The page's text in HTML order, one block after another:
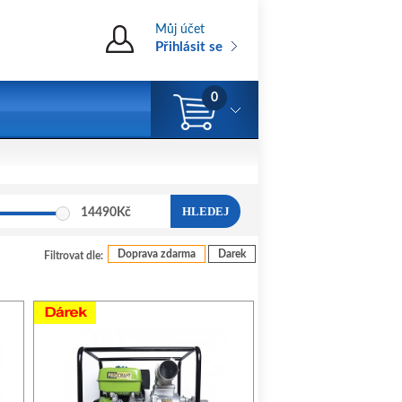
Můj účet
Přihlásit se
0
14490Kč HLEDEJ
Filtrovat dle: Doprava zdarma Darek